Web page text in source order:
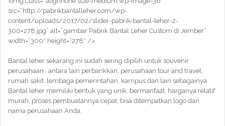
src=”http://pabrikbantalleher.com/wp-
content/uploads/2017/02/slider-pabrik-bantal-leher-2-
300×278.jpg” alt=”gambar Pabrik Bantal Leher Custom di Jember”
width=”300″ height=”278″ />
Bantal leher sekarang ini sudah sering dipilih untuk souvenir
perusahaan , antara lain perbankkan, perusahaan tour and travel,
rumah sakit, lembaga pemerintahan, kampus dan lain sebagainya.
Bantal leher memiliki bentuk yang unik, bermanfaat, harganya relatif
murah, proses pembuatannya cepat, bisa ditempatkan logo dan
nama perusahaan Anda.